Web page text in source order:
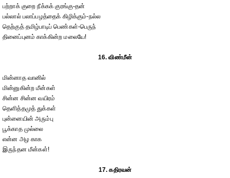
பற்றாக் குறை நீக்கக் குரங்கு-தன்
பல்லால் பலாப்பழத்தைக் கிழிக்கும்-நல்ல
தெற்குத் தமிழ்பாடிப் பெண்கள்-பெருந்
தினைப்புனம் காக்கின்ற மலையே!
16. விண்மீன்
மின்னாத வானில்
மின்னுகின்ற மீன்கள்
சின்ன சின்ன வயிரம்
தெளித்தமுத் துக்கள்
புன்னையின் அரும்பு
பூக்காத முல்லை
என்ன அழ காக
இருந்தன மீன்கள்!
17. கதிரவன்